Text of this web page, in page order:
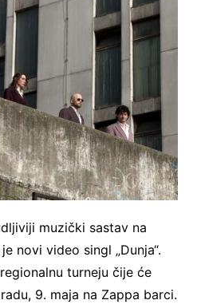
muzički sastav na
novi video singl „Dunja“.
turneju čije će
9. maja na Zappa barci.